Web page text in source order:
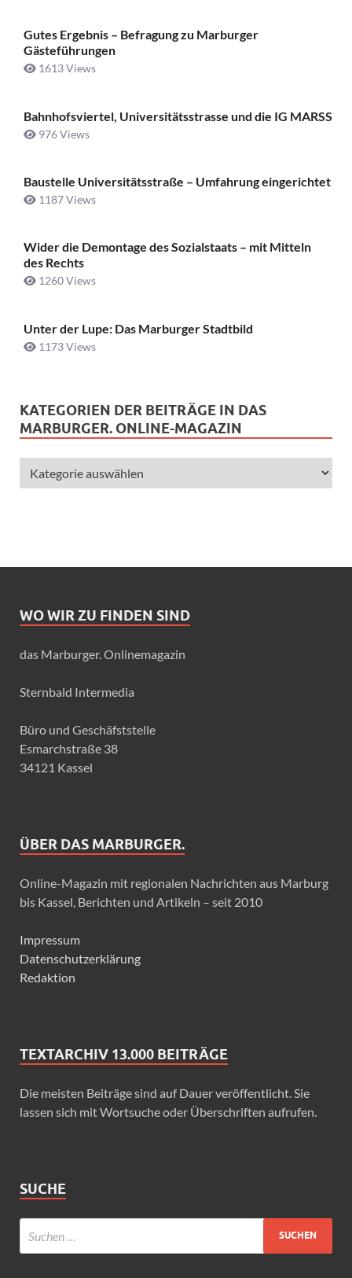
Gutes Ergebnis – Befragung zu Marburger
Gästeführungen
1613 Views
Bahnhofsviertel, Universitätsstrasse und die IG MARSS
976 Views
Baustelle Universitätsstraße ­– Umfahrung eingerichtet
1187 Views
Wider die Demontage des Sozialstaats – mit Mitteln
des Rechts
1260 Views
Unter der Lupe: Das Marburger Stadtbild
1173 Views
KATEGORIEN DER BEITRÄGE IN DAS
MARBURGER. ONLINE-MAGAZIN
WO WIR ZU FINDEN SIND
das Marburger. Onlinemagazin
Sternbald Intermedia
Büro und Geschäfststelle
Esmarchstraße 38
34121 Kassel
ÜBER DAS MARBURGER.
Online-Magazin mit regionalen Nachrichten aus Marburg
bis Kassel, Berichten und Artikeln – seit 2010
Impressum
Datenschutzerklärung
Redaktion
TEXTARCHIV 13.000 BEITRÄGE
Die meisten Beiträge sind auf Dauer veröffentlicht. Sie
lassen sich mit Wortsuche oder Überschriften aufrufen.
SUCHE